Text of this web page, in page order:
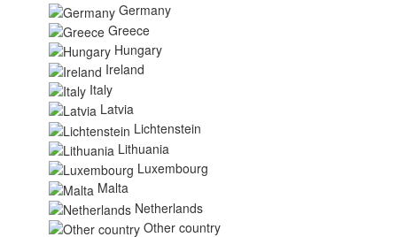
Germany
Greece
Hungary
Ireland
Italy
Latvia
Lichtenstein
Lithuania
Luxembourg
Malta
Netherlands
Other country